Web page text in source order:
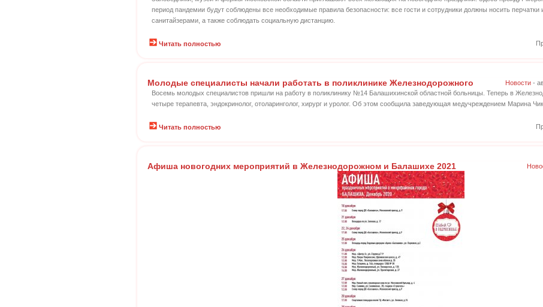
период пандемии будут соблюдены все необходимые правила безопасности: все гости и сотрудники должны носить перчатки
санитайзерами, а также соблюдать социальную дистанцию.
Читать полностью
Молодые специалисты начали работать в поликлинике Железнодорожного Новости -
Восемь молодых специалистов пришли на работу в поликлинику №14 Балашихинской областной больницы. Теперь в
четыре терапевта, эндокринолог, отоларинголог, хирург и уролог. Об этом сообщила заведующая медучреждением Марина
Читать полностью
Афиша новогодних мероприятий в Железнодорожном и Балашихе 2021